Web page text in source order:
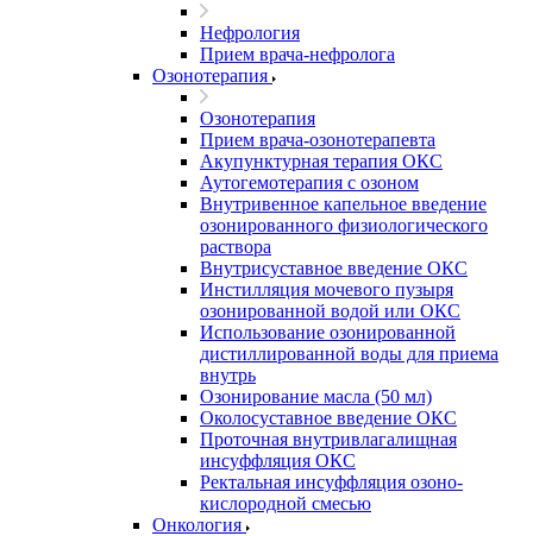
Нефрология
Прием врача-нефролога
Озонотерапия
Озонотерапия
Прием врача-озонотерапевта
Акупунктурная терапия ОКС
Аутогемотерапия с озоном
Внутривенное капельное введение
озонированного физиологического
раствора
Внутрисуставное введение ОКС
Инстилляция мочевого пузыря
озонированной водой или ОКС
Использование озонированной
дистиллированной воды для приема
внутрь
Озонирование масла (50 мл)
Околосуставное введение ОКС
Проточная внутривлагалищная
инсуффляция ОКС
Ректальная инсуффляция озоно-
кислородной смесью
Онкология